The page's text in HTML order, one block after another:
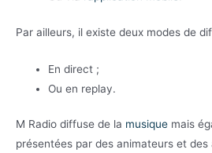
Par ailleurs, il existe deux modes de
En direct ;
Ou en replay.
M Radio diffuse de la musique mais
présentées par des animateurs et